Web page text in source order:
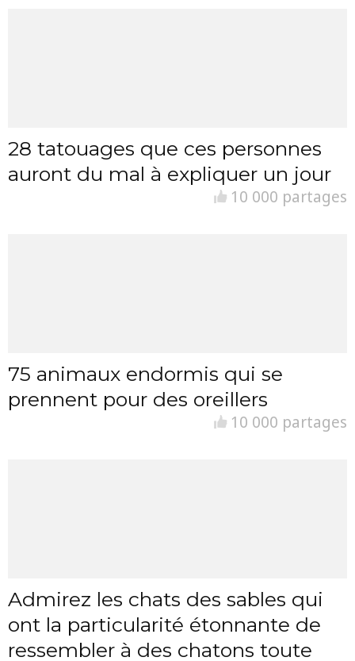
28 tatouages que ces personnes
auront du mal à expliquer un jour
10 000 partages
75 animaux endormis qui se
prennent pour des oreillers
10 000 partages
Admirez les chats des sables qui
ont la particularité étonnante de
ressembler à des chatons toute